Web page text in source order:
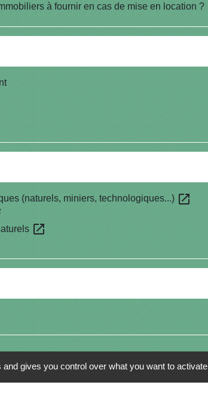
à fournir en cas de mise en location ?
(naturels, miniers, technologiques...) open_in_new
open_in_new
gives you control over what you want to activate